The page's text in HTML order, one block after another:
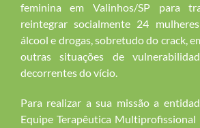
feminina em Valinhos/SP para
reintegrar socialmente 24
álcool e drogas, sobretudo do crack,
outras situações de
decorrentes do vício.
Para realizar a sua missão a
Equipe Terapêutica Multiprofissional